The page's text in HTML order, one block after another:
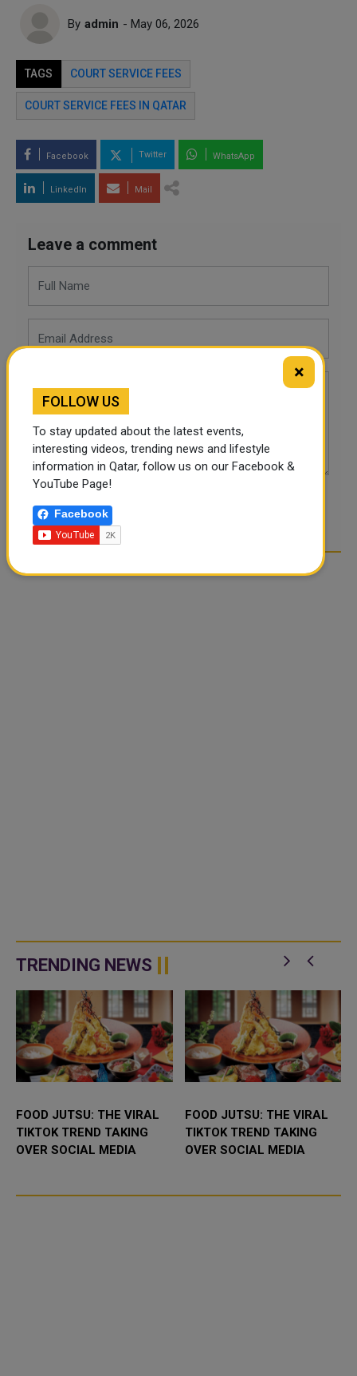
By admin - May 06, 2026
TAGS COURT SERVICE FEES
COURT SERVICE FEES IN QATAR
Facebook Twitter WhatsApp
LinkedIn Mail
Leave a comment
POST COMMENTS
TRENDING NEWS
FOOD JUTSU: THE VIRAL
TIKTOK TREND TAKING
OVER SOCIAL MEDIA
FOOD JUTSU: THE VIRAL
TIKTOK TREND TAKING
OVER SOCIAL MEDIA
×
FOLLOW US
To stay updated about the latest events,
interesting videos, trending news and lifestyle
information in Qatar, follow us on our Facebook &
YouTube Page!
Facebook